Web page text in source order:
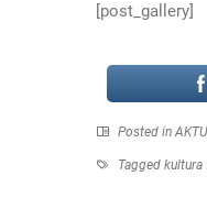
[post_gallery]
Posted in
Tagged kultura